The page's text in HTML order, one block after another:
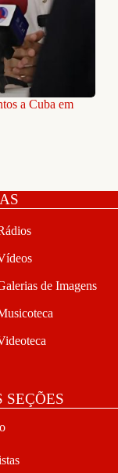
a Cuba em
de Imagens
SEÇÕES